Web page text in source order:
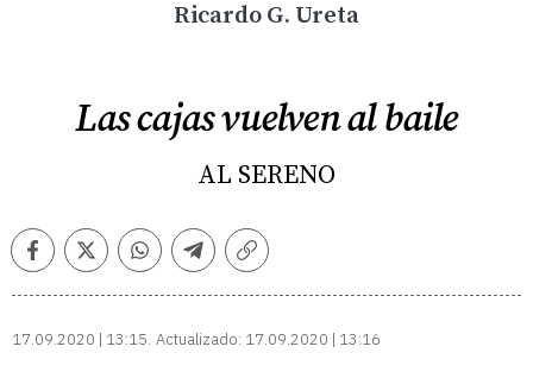
Ricardo G. Ureta
Las cajas vuelven al baile
AL SERENO
FacebookTwitterWhatsappTelegramCopiar
17.09.2020 | 13:15 Actualizado: 17.09.2020 | 13:16